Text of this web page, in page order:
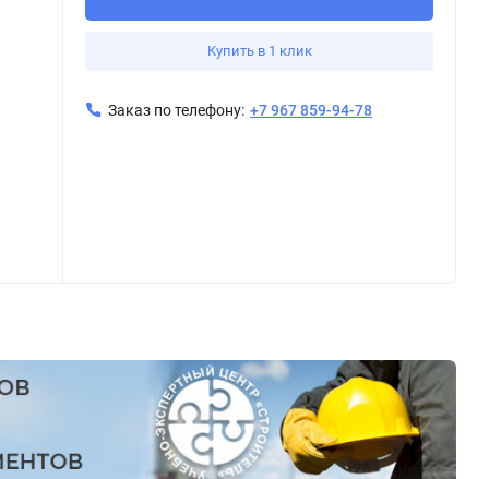
Купить в 1 клик
Заказ по телефону: +7 967 859-94-78